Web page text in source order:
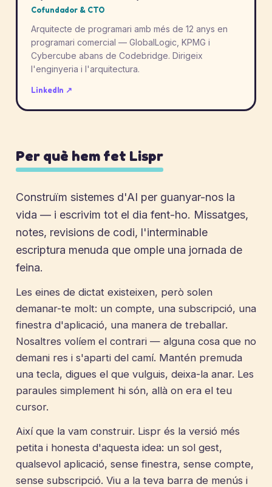
Cofundador & CTO
Arquitecte de programari amb més de 12 anys en
programari comercial — GlobalLogic, KPMG i
Cybercube abans de Codebridge. Dirigeix
l'enginyeria i l'arquitectura.
LinkedIn ↗
Per què hem fet Lispr
Construïm sistemes d'AI per guanyar-nos la
vida — i escrivim tot el dia fent-ho. Missatges,
notes, revisions de codi, l'interminable
escriptura menuda que omple una jornada de
feina.
Les eines de dictat existeixen, però solen
demanar-te molt: un compte, una subscripció, una
finestra d'aplicació, una manera de treballar.
Nosaltres volíem el contrari — alguna cosa que no
demani res i s'aparti del camí. Mantén premuda
una tecla, digues el que vulguis, deixa-la anar. Les
paraules simplement hi són, allà on era el teu
cursor.
Així que la vam construir. Lispr és la versió més
petita i honesta d'aquesta idea: un sol gest,
qualsevol aplicació, sense finestra, sense compte,
sense subscripció. Viu a la teva barra de menús i